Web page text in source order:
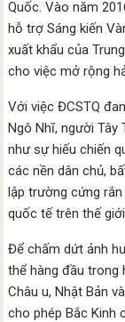
Quốc. Vào năm
hỗ trợ Sáng kiến
xuất khẩu của
cho việc mở rộng
Với việc ĐCSTQ
Ngô Nhĩ, người Tây
như sự hiếu chiến
các nền dân chủ,
lập trường cứng
quốc tế trên thế
Để chấm dứt ảnh
thể hàng đầu trong
Châu u, Nhật Bản
cho phép Bắc Kinh